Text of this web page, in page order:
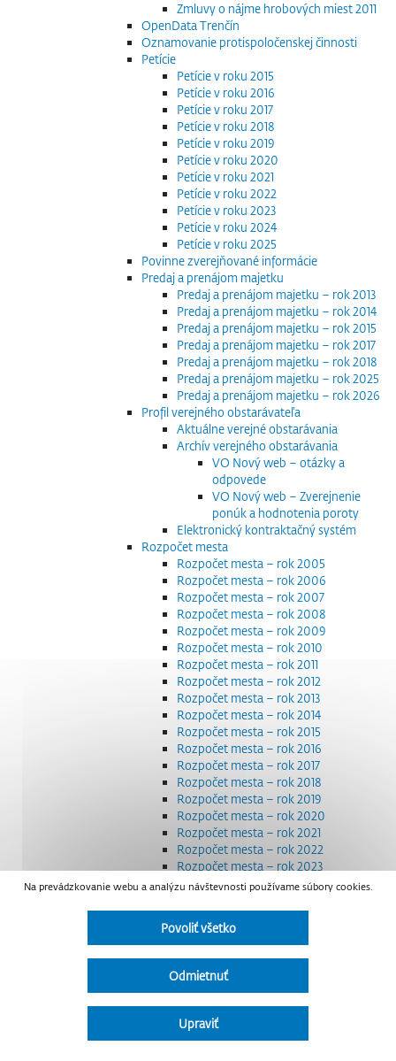
Zmluvy o nájme hrobových miest 2011
OpenData Trenčín
Oznamovanie protispoločenskej činnosti
Petície
Petície v roku 2015
Petície v roku 2016
Petície v roku 2017
Petície v roku 2018
Petície v roku 2019
Petície v roku 2020
Petície v roku 2021
Petície v roku 2022
Petície v roku 2023
Petície v roku 2024
Petície v roku 2025
Povinne zverejňované informácie
Predaj a prenájom majetku
Predaj a prenájom majetku – rok 2013
Predaj a prenájom majetku – rok 2014
Predaj a prenájom majetku – rok 2015
Predaj a prenájom majetku – rok 2017
Predaj a prenájom majetku – rok 2018
Predaj a prenájom majetku – rok 2025
Predaj a prenájom majetku – rok 2026
Profil verejného obstarávateľa
Aktuálne verejné obstarávania
Archív verejného obstarávania
VO Nový web – otázky a
odpovede
VO Nový web – Zverejnenie
ponúk a hodnotenia poroty
Elektronický kontraktačný systém
Rozpočet mesta
Rozpočet mesta – rok 2005
Rozpočet mesta – rok 2006
Rozpočet mesta – rok 2007
Rozpočet mesta – rok 2008
Rozpočet mesta – rok 2009
Rozpočet mesta – rok 2010
Rozpočet mesta – rok 2011
Rozpočet mesta – rok 2012
Rozpočet mesta – rok 2013
Rozpočet mesta – rok 2014
Rozpočet mesta – rok 2015
Rozpočet mesta – rok 2016
Rozpočet mesta – rok 2017
Rozpočet mesta – rok 2018
Rozpočet mesta – rok 2019
Rozpočet mesta – rok 2020
Rozpočet mesta – rok 2021
Rozpočet mesta – rok 2022
Rozpočet mesta – rok 2023
Rozpočet mesta – rok 2024
Smernice a dokumenty
Strategické dokumenty
Transparentnosť a výdavky na štátnu reklamu
Úradná tabuľa
Detail nariadenia
Zoznam daňových dlžníkov
Na prevádzkovanie webu a analýzu návštevnosti používame súbory cookies.
Povoliť všetko
Odmietnuť
Upraviť